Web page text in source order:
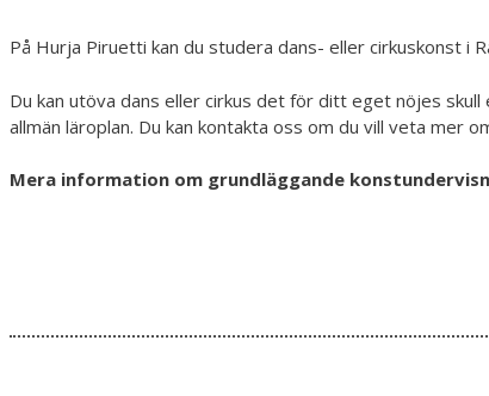
På Hurja Piruetti kan du studera dans- eller cirkuskonst i
Du kan utöva dans eller cirkus det för ditt eget nöjes
allmän läroplan. Du kan kontakta oss om du vill veta mer
Mera information om grundläggande